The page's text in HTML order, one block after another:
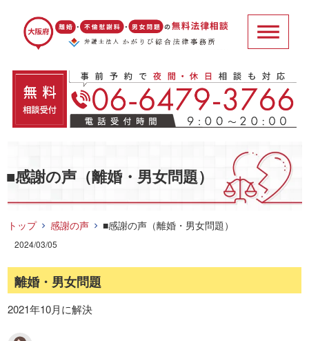
■感謝の声（離婚・男女問題）
トップ 感謝の声 ■感謝の声（離婚・男女問題）
2024/03/05
離婚・男女問題
2021年10月に解決